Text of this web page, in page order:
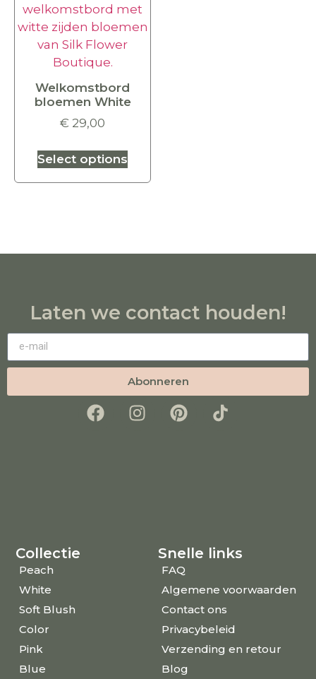
Welkomstbord
bloemen White
€ 29,00
Select options
Laten we contact houden!
Abonneren
Collectie
Peach
White
Soft Blush
Color
Pink
Blue
Snelle links
FAQ
Algemene voorwaarden
Contact ons
Privacybeleid
Verzending en retour
Blog